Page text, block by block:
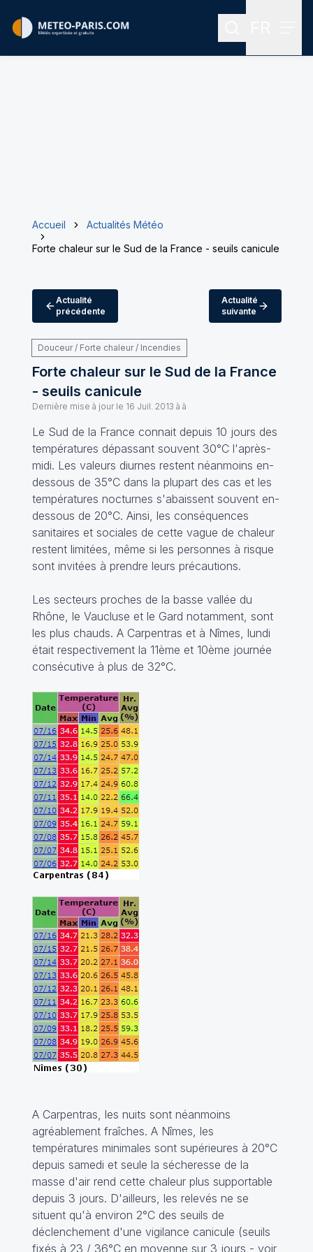
Rechercher
Accueil
Actualités Météo
Forte chaleur sur le Sud de la France - seuils canicule
Actualité
précédente
Actualité
suivante
Douceur / Forte chaleur / Incendies
Forte chaleur sur le Sud de la France
- seuils canicule
Dernière mise à jour le 16 Juil. 2013 à à
Le Sud de la France connait depuis 10 jours des
températures dépassant souvent 30°C l'après-
midi. Les valeurs diurnes restent néanmoins en-
dessous de 35°C dans la plupart des cas et les
températures nocturnes s'abaissent souvent en-
dessous de 20°C. Ainsi, les conséquences
sanitaires et sociales de cette vague de chaleur
restent limitées, même si les personnes à risque
sont invitées à prendre leurs précautions.
Les secteurs proches de la basse vallée du
Rhône, le Vaucluse et le Gard notamment, sont
les plus chauds. A Carpentras et à Nîmes, lundi
était respectivement la 11ème et 10ème journée
consécutive à plus de 32°C.
A Carpentras, les nuits sont néanmoins
agréablement fraîches. A Nîmes, les
températures minimales sont supérieures à 20°C
depuis samedi et seule la sécheresse de la
masse d'air rend cette chaleur plus supportable
depuis 3 jours. D'ailleurs, les relevés ne se
situent qu'à environ 2°C des seuils de
déclenchement d'une vigilance canicule (seuils
fixés à 23 / 36°C en moyenne sur 3 jours - voir